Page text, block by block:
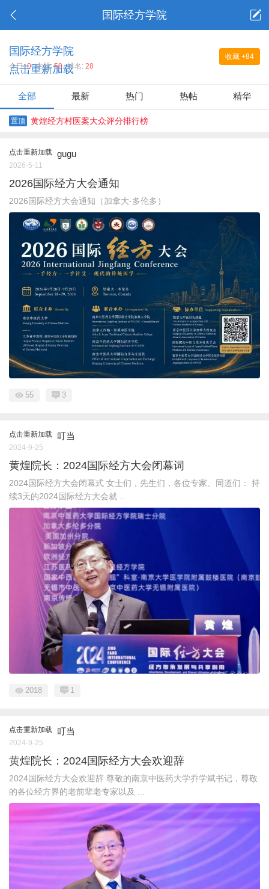
国际经方学院
收藏 +84
国际经方学院
点击重新加载
今日:0 主题:50 排名: 28
全部 最新 热门 热帖 精华
置顶 黄煌经方村医案大众评分排行榜
点击重新加载 gugu
2026-5-11
2026国际经方大会通知
2026国际经方大会通知（加拿大·多伦多）
55 3
点击重新加载 叮当
2024-9-25
黄煌院长：2024国际经方大会闭幕词
2024国际经方大会闭幕式 女士们，先生们，各位专家、同道们： 持
续3天的2024国际经方大会就 ...
2018 1
点击重新加载 叮当
2024-9-25
黄煌院长：2024国际经方大会欢迎辞
2024国际经方大会欢迎辞 尊敬的南京中医药大学乔学斌书记，尊敬
的各位经方界的老前辈老专家以及 ...